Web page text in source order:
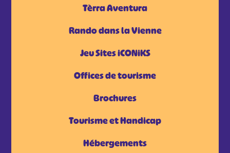
Tèrra Aventura
Rando dans la Vienne
Jeu Sites iCONiKS
Offices de tourisme
Brochures
Tourisme et Handicap
Hébergements